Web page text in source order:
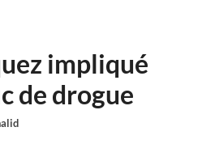
impliqué
de drogue